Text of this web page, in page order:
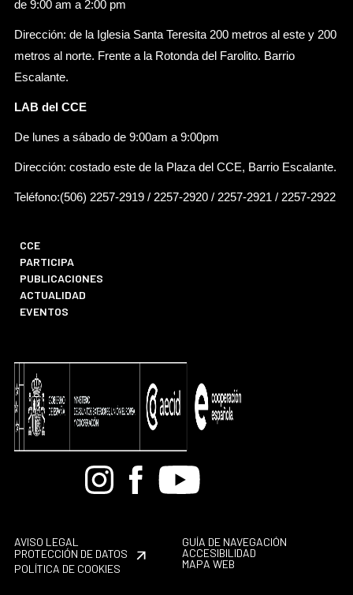
de 9:00 am a 2:00 pm
Dirección: de la Iglesia Santa Teresita 200 metros al este y 200
metros al norte. Frente a la Rotonda del Farolito. Barrio
Escalante.
LAB del CCE
De lunes a sábado de 9:00am a 9:00pm
Dirección: costado este de la Plaza del CCE, Barrio Escalante.
Teléfono:(506) 2257-2919 / 2257-2920 / 2257-2921 / 2257-2922
CCE
PARTICIPA
PUBLICACIONES
ACTUALIDAD
EVENTOS
BandcampInstagramFacebook
Youtube
AVISO LEGAL
PROTECCIÓN DE DATOS
POLÍTICA DE COOKIES
GUÍA DE NAVEGACIÓN
ACCESIBILIDAD
MAPA WEB